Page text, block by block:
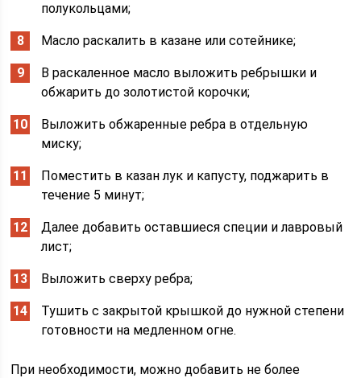
полукольцами;
Масло раскалить в казане или сотейнике;
В раскаленное масло выложить ребрышки и
обжарить до золотистой корочки;
Выложить обжаренные ребра в отдельную
миску;
Поместить в казан лук и капусту, поджарить в
течение 5 минут;
Далее добавить оставшиеся специи и лавровый
лист;
Выложить сверху ребра;
Тушить с закрытой крышкой до нужной степени
готовности на медленном огне.
При необходимости, можно добавить не более